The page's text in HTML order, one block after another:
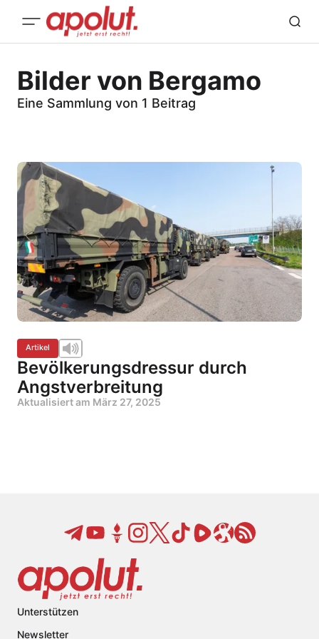
Bilder von Bergamo
Eine Sammlung von 1 Beitrag
Artikel
Bevölkerungsdressur durch
Angstverbreitung
Aktualisiert am März 27, 2025
Unterstützen
Newsletter